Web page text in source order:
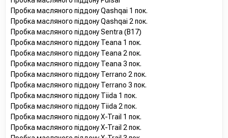
Пробка масляного піддону Qashqai 1 пок.
Пробка масляного піддону Qashqai 2 пок.
Пробка масляного піддону Sentra (B17)
Пробка масляного піддону Teana 1 пок.
Пробка масляного піддону Teana 2 пок.
Пробка масляного піддону Teana 3 пок.
Пробка масляного піддону Terrano 2 пок.
Пробка масляного піддону Terrano 3 пок.
Пробка масляного піддону Tiida 1 пок.
Пробка масляного піддону Tiida 2 пок.
Пробка масляного піддону X-Trail 1 пок.
Пробка масляного піддону X-Trail 2 пок.